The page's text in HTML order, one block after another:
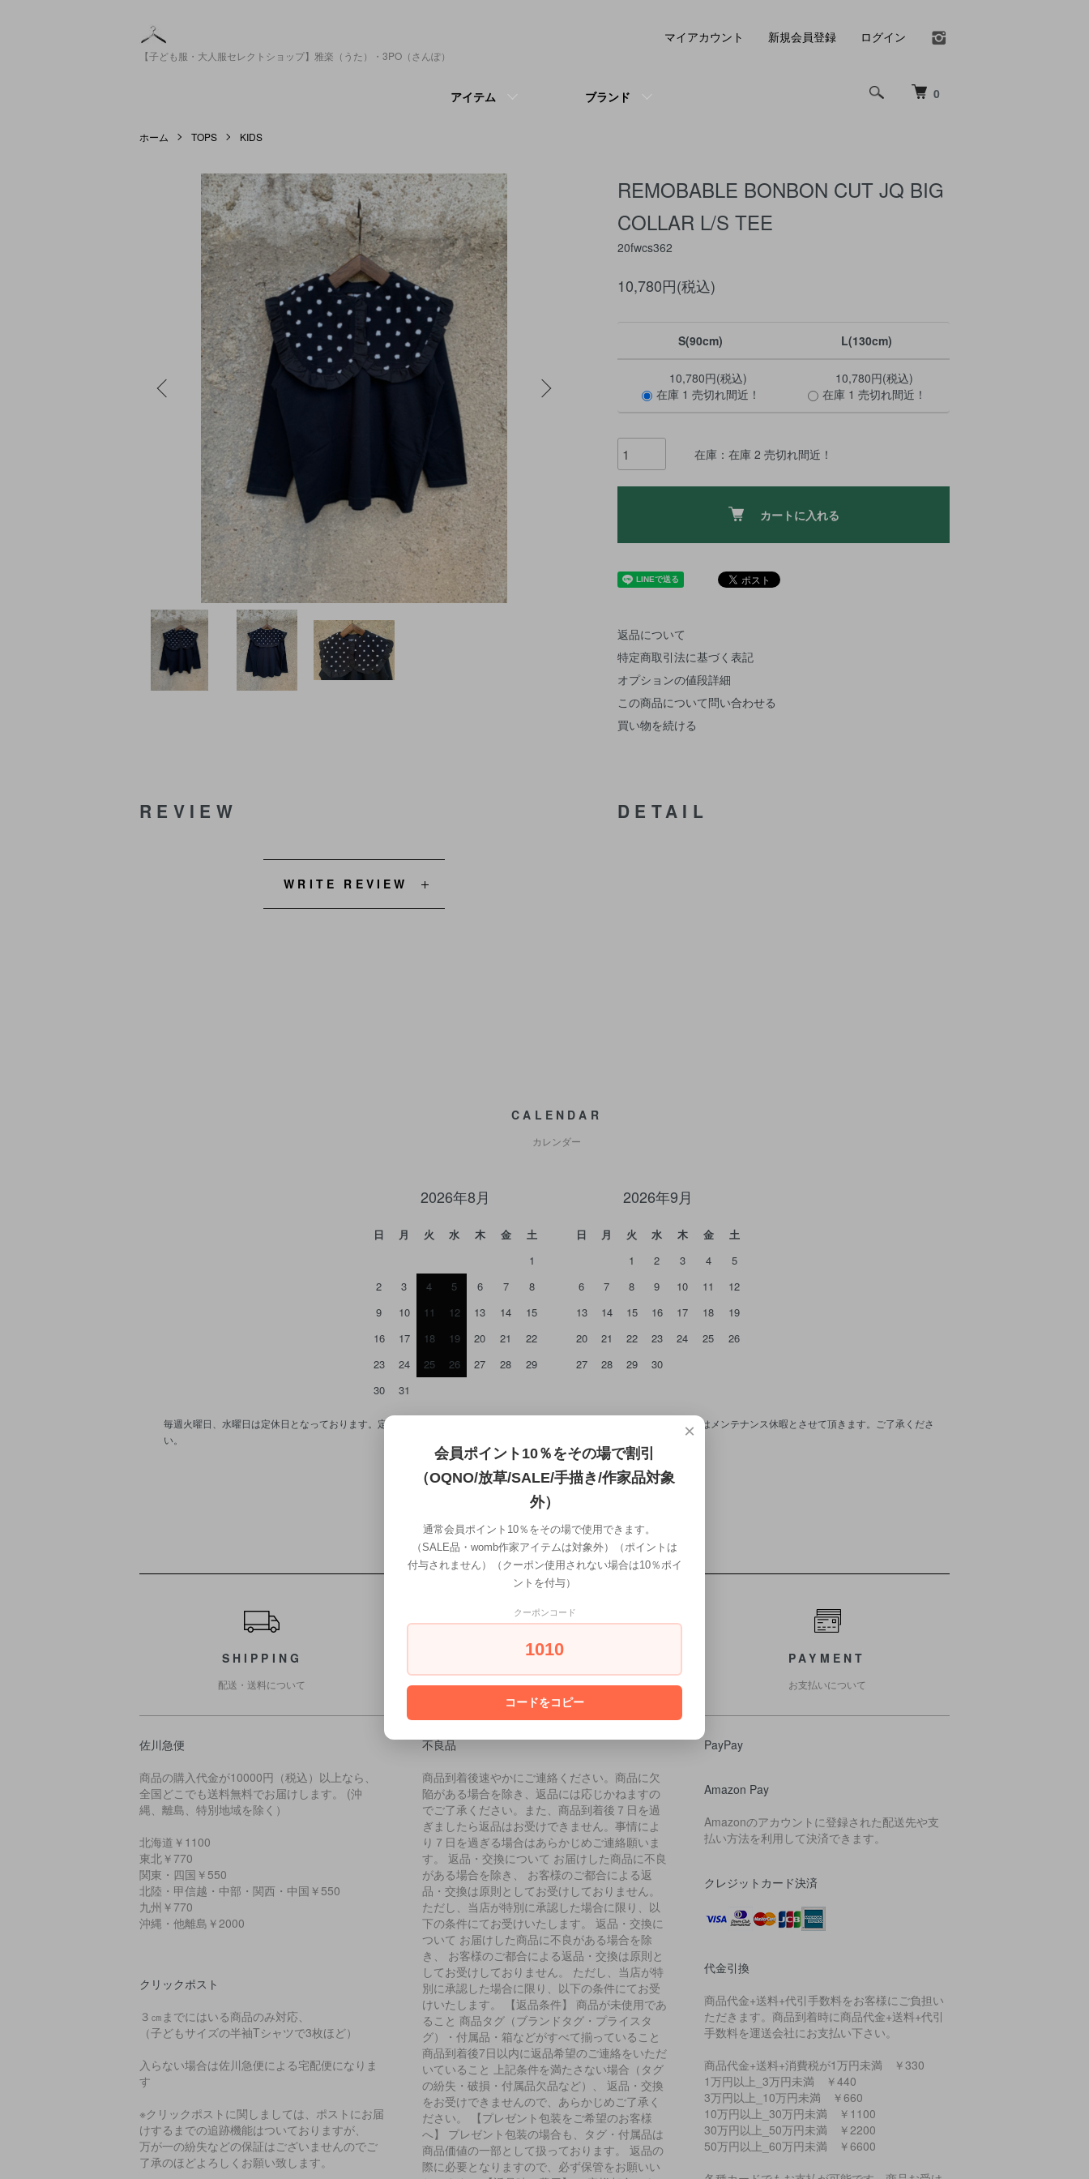
【子ども服・大人服セレクトショップ】雅楽（うた）・3PO（さんぽ）
0
アイテム ブランド
マイアカウント 新規会員登録 ログイン
ホーム TOPS KIDS
REMOBABLE BONBON CUT JQ BIG
COLLAR L/S TEE
20fwcs362
10,780円(税込)
S(90cm) L(130cm)
10,780円(税込)
在庫 1 売切れ間近！
10,780円(税込)
在庫 1 売切れ間近！
在庫：在庫 2 売切れ間近！
カートに入れる
返品について
特定商取引法に基づく表記
オプションの値段詳細
この商品について問い合わせる
買い物を続ける
DETAIL
REVIEW
WRITE REVIEW
CALENDAR
カレンダー
2026年8月
日 月 火 水 木 金
土
1
2
3 4 5 6 7
8
9
10 11 12 13 14
15
16
17 18 19 20 21
22
23
24 25 26 27 28
29
30
31
2026年9月
日 月 火 水 木 金
土
1
2 3 4
5
6
7 8 9 10 11
12
13
14 15 16 17 18
19
20
21 22 23 24 25
26
27
28 29 30
毎週火曜日、水曜日は定休日となっております。定休日のご注文は基本的には木曜日の発送とさせて頂きます。 7/27（月）はメンテナンス休暇とさせて頂きます。ご了承くださ
い。
SHIPPING
配送・送料について
佐川急便
商品の購入代金が10000円（税込）以上なら、
全国どこでも送料無料でお届けします。 (沖
縄、離島、特別地域を除く）
北海道￥1100
東北￥770
関東・四国￥550
北陸・甲信越・中部・関西・中国￥550
九州￥770
沖縄・他離島￥2000
クリックポスト
３㎝までにはいる商品のみ対応、
（子どもサイズの半袖Tシャツで3枚ほど）
入らない場合は佐川急便による宅配便になりま
す
※クリックポストに関しましては、ポストにお届
けするまでの追跡機能はついておりますが、
万が一の紛失などの保証はございませんのでご
了承のほどよろしくお願い致します。
RETURN
返品について
不良品
商品到着後速やかにご連絡ください。商品に欠
陥がある場合を除き、返品には応じかねますの
でご了承ください。また、商品到着後７日を過
ぎましたら返品はお受けできません。事情によ
り７日を過ぎる場合はあらかじめご連絡願いま
す。 返品・交換について お届けした商品に不良
がある場合を除き、 お客様のご都合による返
品・交換は原則としてお受けしておりません。
ただし、当店が特別に承認した場合に限り、以
下の条件にてお受けいたします。 返品・交換に
ついて お届けした商品に不良がある場合を除
き、 お客様のご都合による返品・交換は原則と
してお受けしておりません。 ただし、当店が特
別に承認した場合に限り、以下の条件にてお受
けいたします。 【返品条件】 商品が未使用であ
ること 商品タグ（ブランドタグ・プライスタ
グ）・付属品・箱などがすべて揃っていること
商品到着後7日以内に返品希望のご連絡をいただ
いていること 上記条件を満たさない場合（タグ
の紛失・破損・付属品欠品など）、 返品・交換
をお受けできませんので、あらかじめご了承く
ださい。 【プレゼント包装をご希望のお客様
へ】 プレゼント包装の場合も、タグ・付属品は
商品価値の一部として扱っております。 返品の
際に必要となりますので、必ず保管をお願いい
PAYMENT
お支払いについて
PayPay
Amazon Pay
Amazonのアカウントに登録された配送先や支
払い方法を利用して決済できます。
クレジットカード決済
代金引換
商品代金+送料+代引手数料をお客様にご負担い
ただきます。商品到着時に商品代金+送料+代引
手数料を運送会社にお支払い下さい。
商品代金+送料+消費税が1万円未満 ￥330
1万円以上_3万円未満 ￥440
3万円以上_10万円未満 ￥660
10万円以上_30万円未満 ￥1100
30万円以上_50万円未満 ￥2200
50万円以上_60万円未満 ￥6600
×
会員ポイント10％をその場で割引
（OQNO/放草/SALE/手描き/作家品対象
外）
通常会員ポイント10％をその場で使用できます。
（SALE品・womb作家アイテムは対象外）（ポイントは
付与されません）（クーポン使用されない場合は10％ポイ
ントを付与）
クーポンコード
1010
コードをコピー